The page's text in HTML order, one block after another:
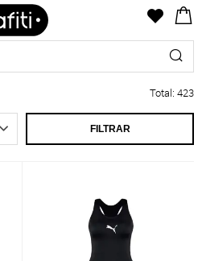
Total: 423
FILTRAR